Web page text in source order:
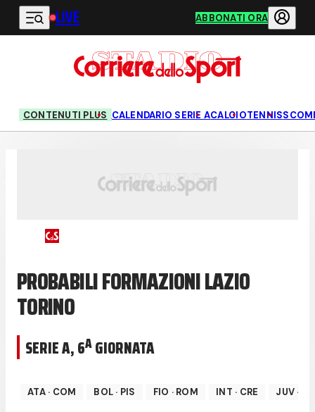
Vai al contenuto principale
LIVE ABBONATI ORA
CONTENUTI PLUS CALENDARIO SERIE ACALCIOTENNIS
PROBABILI FORMAZIONI LAZIO
TORINO
SERIE A,6AGIORNATA
ATA· COM BOL · PIS FIO · ROM INT · CRE JUV ·